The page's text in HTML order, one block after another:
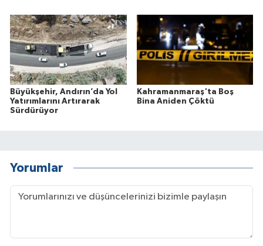
Büyükşehir, Andırın’da Yol
Yatırımlarını Artırarak
Sürdürüyor
Kahramanmaraş'ta Boş
Bina Aniden Çöktü
Yorumlar